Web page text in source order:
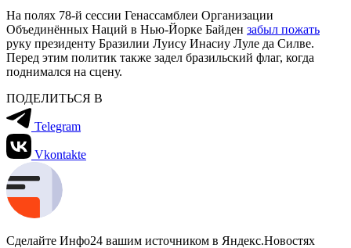
На полях 78-й сессии Генассамблеи Организации
Объединённых Наций в Нью-Йорке Байден забыл пожать
руку президенту Бразилии Луису Инасиу Луле да Силве.
Перед этим политик также задел бразильский флаг, когда
поднимался на сцену.
ПОДЕЛИТЬСЯ В
Telegram
Vkontakte
Сделайте Инфо24 вашим источником в Яндекс.Новостях